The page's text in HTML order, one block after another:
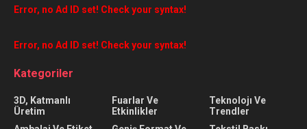
Error, no Ad ID set! Check your syntax!
Error, no Ad ID set! Check your syntax!
Kategoriler
3D, Katmanlı
Üretim
Fuarlar Ve
Etkinlikler
Teknolojı Ve
Trendler